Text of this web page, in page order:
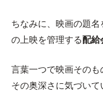
ちなみに、映画の題
の上映を管理する配給
言葉一つで映画そのも
その奥深さに気づいて